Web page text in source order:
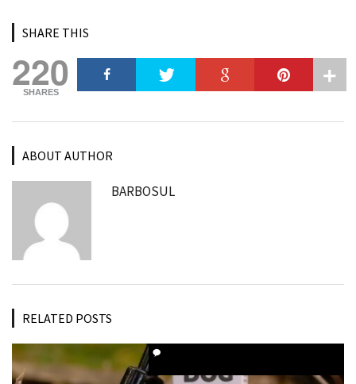
SHARE THIS
220
SHARES
ABOUT AUTHOR
BARBOSUL
RELATED POSTS